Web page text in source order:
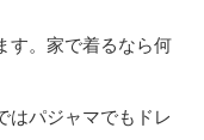
す。家で着るなら何
パジャマでもドレ